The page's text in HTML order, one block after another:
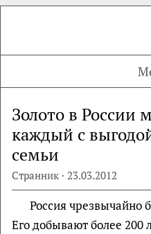
Золото в России
каждый с
семьи
Странник · 23.03.2012
Россия чрезвычайно
Его добывают более 200